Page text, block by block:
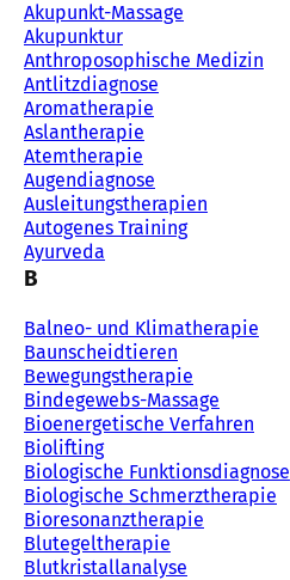
Akupunkt-Massage
Akupunktur
Anthroposophische Medizin
Antlitzdiagnose
Aromatherapie
Aslantherapie
Atemtherapie
Augendiagnose
Ausleitungstherapien
Autogenes Training
Ayurveda
B
Balneo- und Klimatherapie
Baunscheidtieren
Bewegungstherapie
Bindegewebs-Massage
Bioenergetische Verfahren
Biolifting
Biologische Funktionsdiagnose
Biologische Schmerztherapie
Bioresonanztherapie
Blutegeltherapie
Blutkristallanalyse